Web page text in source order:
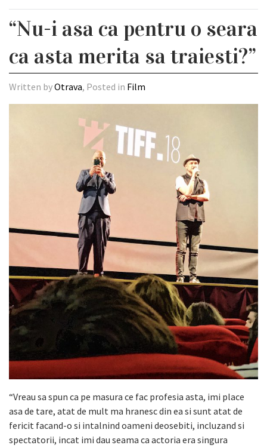
“Nu-i asa ca pentru o seara
ca asta merita sa traiesti?”
Written byOtrava, Posted in Film
“Vreau sa spun ca pe masura ce fac profesia asta, imi place
asa de tare, atat de mult ma hranesc din ea si sunt atat de
fericit facand-o si intalnind oameni deosebiti, incluzand si
spectatorii, incat imi dau seama ca actoria era singura